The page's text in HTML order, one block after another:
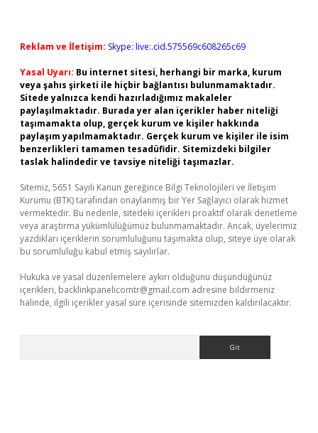
Reklam ve İletişim: Skype: live:.cid.575569c608265c69
Yasal Uyarı: Bu internet sitesi, herhangi bir marka, kurum
veya şahıs şirketi ile hiçbir bağlantısı bulunmamaktadır.
Sitede yalnızca kendi hazırladığımız makaleler
paylaşılmaktadır. Burada yer alan içerikler haber niteliği
taşımamakta olup, gerçek kurum ve kişiler hakkında
paylaşım yapılmamaktadır. Gerçek kurum ve kişiler ile isim
benzerlikleri tamamen tesadüfidir. Sitemizdeki bilgiler
taslak halindedir ve tavsiye niteliği taşımazlar.
Sitemiz, 5651 Sayılı Kanun gereğince Bilgi Teknolojileri ve İletişim
Kurumu (BTK) tarafından onaylanmış bir Yer Sağlayıcı olarak hizmet
vermektedir. Bu nedenle, sitedeki içerikleri proaktif olarak denetleme
veya araştırma yükümlülüğümüz bulunmamaktadır. Ancak, üyelerimiz
yazdıkları içeriklerin sorumluluğunu taşımakta olup, siteye üye olarak
bu sorumluluğu kabul etmiş sayılırlar.
Hukuka ve yasal düzenlemelere aykırı olduğunu düşündüğünüz
içerikleri, backlinkpanelicomtr@gmail.com adresine bildirmeniz
halinde, ilgili içerikler yasal süre içerisinde sitemizden kaldırılacaktır.